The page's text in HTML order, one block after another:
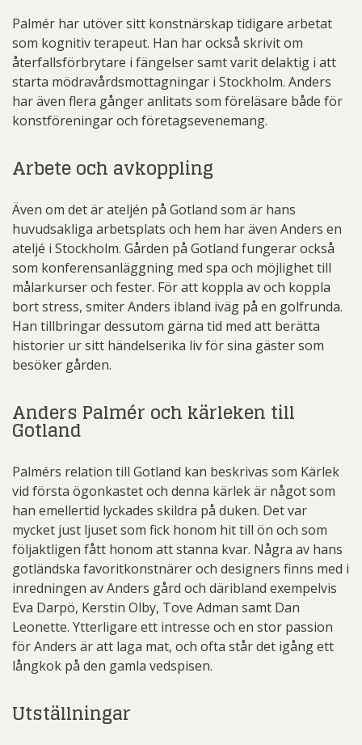
Palmér har utöver sitt konstnärskap tidigare arbetat
som kognitiv terapeut. Han har också skrivit om
återfallsförbrytare i fängelser samt varit delaktig i att
starta mödravårdsmottagningar i Stockholm. Anders
har även flera gånger anlitats som föreläsare både för
konstföreningar och företagsevenemang.
Arbete och avkoppling
Även om det är ateljén på Gotland som är hans
huvudsakliga arbetsplats och hem har även Anders en
ateljé i Stockholm. Gården på Gotland fungerar också
som konferensanläggning med spa och möjlighet till
målarkurser och fester. För att koppla av och koppla
bort stress, smiter Anders ibland iväg på en golfrunda.
Han tillbringar dessutom gärna tid med att berätta
historier ur sitt händelserika liv för sina gäster som
besöker gården.
Anders Palmér och kärleken till
Gotland
Palmérs relation till Gotland kan beskrivas som Kärlek
vid första ögonkastet och denna kärlek är något som
han emellertid lyckades skildra på duken. Det var
mycket just ljuset som fick honom hit till ön och som
följaktligen fått honom att stanna kvar. Några av hans
gotländska favoritkonstnärer och designers finns med i
inredningen av Anders gård och däribland exempelvis
Eva Darpö, Kerstin Olby, Tove Adman samt Dan
Leonette. Ytterligare ett intresse och en stor passion
för Anders är att laga mat, och ofta står det igång ett
långkok på den gamla vedspisen.
Utställningar